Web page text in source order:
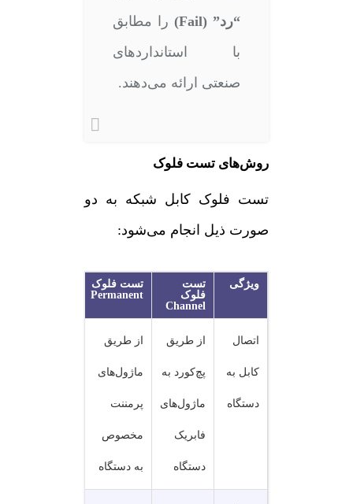
“رد” (Fail)
را مطابق
با استانداردهای
صنعتی ارائه می‌دهند.
روش‌های تست فلوک
تست فلوک کابل شبکه به دو
صورت ذیل انجام می‌شود:
ویژگی
تست
فلوک
Channel
تست فلوک
Permanent
اتصال
کابل به
دستگاه
از طریق
پچ‌کورد به
ماژول‌های
فابریک
دستگاه
از طریق
ماژول‌های
پرمننت
مخصوص
به دستگاه